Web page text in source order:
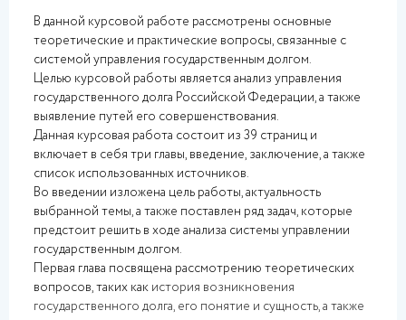
В данной курсовой работе рассмотрены основные
теоретические и практические вопросы, связанные с
системой управления государственным долгом.
Целью курсовой работы является анализ управления
государственного долга Российской Федерации, а также
выявление путей его совершенствования.
Данная курсовая работа состоит из 39 страниц и
включает в себя три главы, введение, заключение, а также
список использованных источников.
Во введении изложена цель работы, актуальность
выбранной темы, а также поставлен ряд задач, которые
предстоит решить в ходе анализа системы управлении
государственным долгом.
Первая глава посвящена рассмотрению теоретических
вопросов, таких как история возникновения
государственного долга, его понятие и сущность, а также